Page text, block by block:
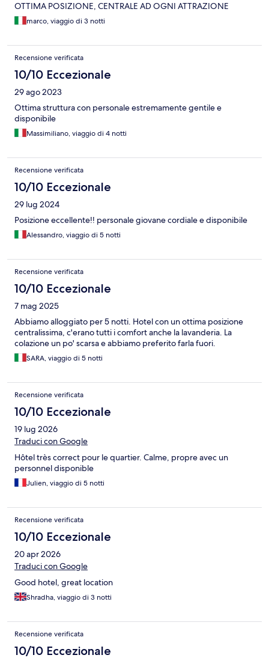
OTTIMA POSIZIONE, CENTRALE AD OGNI ATTRAZIONE
marco, viaggio di 3 notti
Recensione verificata
10/10 Eccezionale
29 ago 2023
Ottima struttura con personale estremamente gentile e
disponibile
Massimiliano, viaggio di 4 notti
Recensione verificata
10/10 Eccezionale
29 lug 2024
Posizione eccellente!! personale giovane cordiale e disponibile
Alessandro, viaggio di 5 notti
Recensione verificata
10/10 Eccezionale
7 mag 2025
Abbiamo alloggiato per 5 notti. Hotel con un ottima posizione
centralissima, c'erano tutti i comfort anche la lavanderia. La
colazione un po' scarsa e abbiamo preferito farla fuori.
SARA, viaggio di 5 notti
Recensione verificata
10/10 Eccezionale
19 lug 2026
Traduci con Google
Hôtel très correct pour le quartier. Calme, propre avec un
personnel disponible
Julien, viaggio di 5 notti
Recensione verificata
10/10 Eccezionale
20 apr 2026
Traduci con Google
Good hotel, great location
Shradha, viaggio di 3 notti
Recensione verificata
10/10 Eccezionale